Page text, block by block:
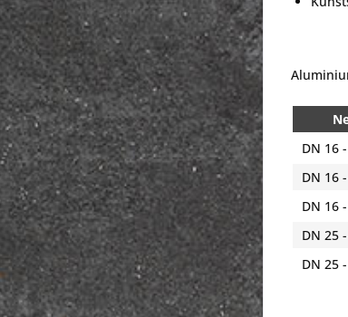
DN 16
DN 16
DN 16
DN 25
DN 25